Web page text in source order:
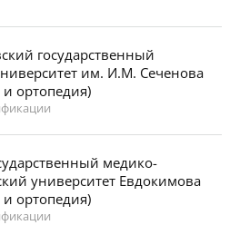
государственный
им. И.М. Сеченова
и ортопедия)
медико-
университет Евдокимова
и ортопедия)